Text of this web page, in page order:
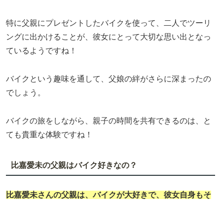
特に父親にプレゼントしたバイクを使って、二人でツーリ
ングに出かけることが、彼女にとって大切な思い出となっ
ているようですね！
バイクという趣味を通して、父娘の絆がさらに深まったの
でしょう。
バイクの旅をしながら、親子の時間を共有できるのは、と
ても貴重な体験ですね！
比嘉愛未の父親はバイク好きなの？
比嘉愛未さんの父親は、バイクが大好きで、彼女自身もそ